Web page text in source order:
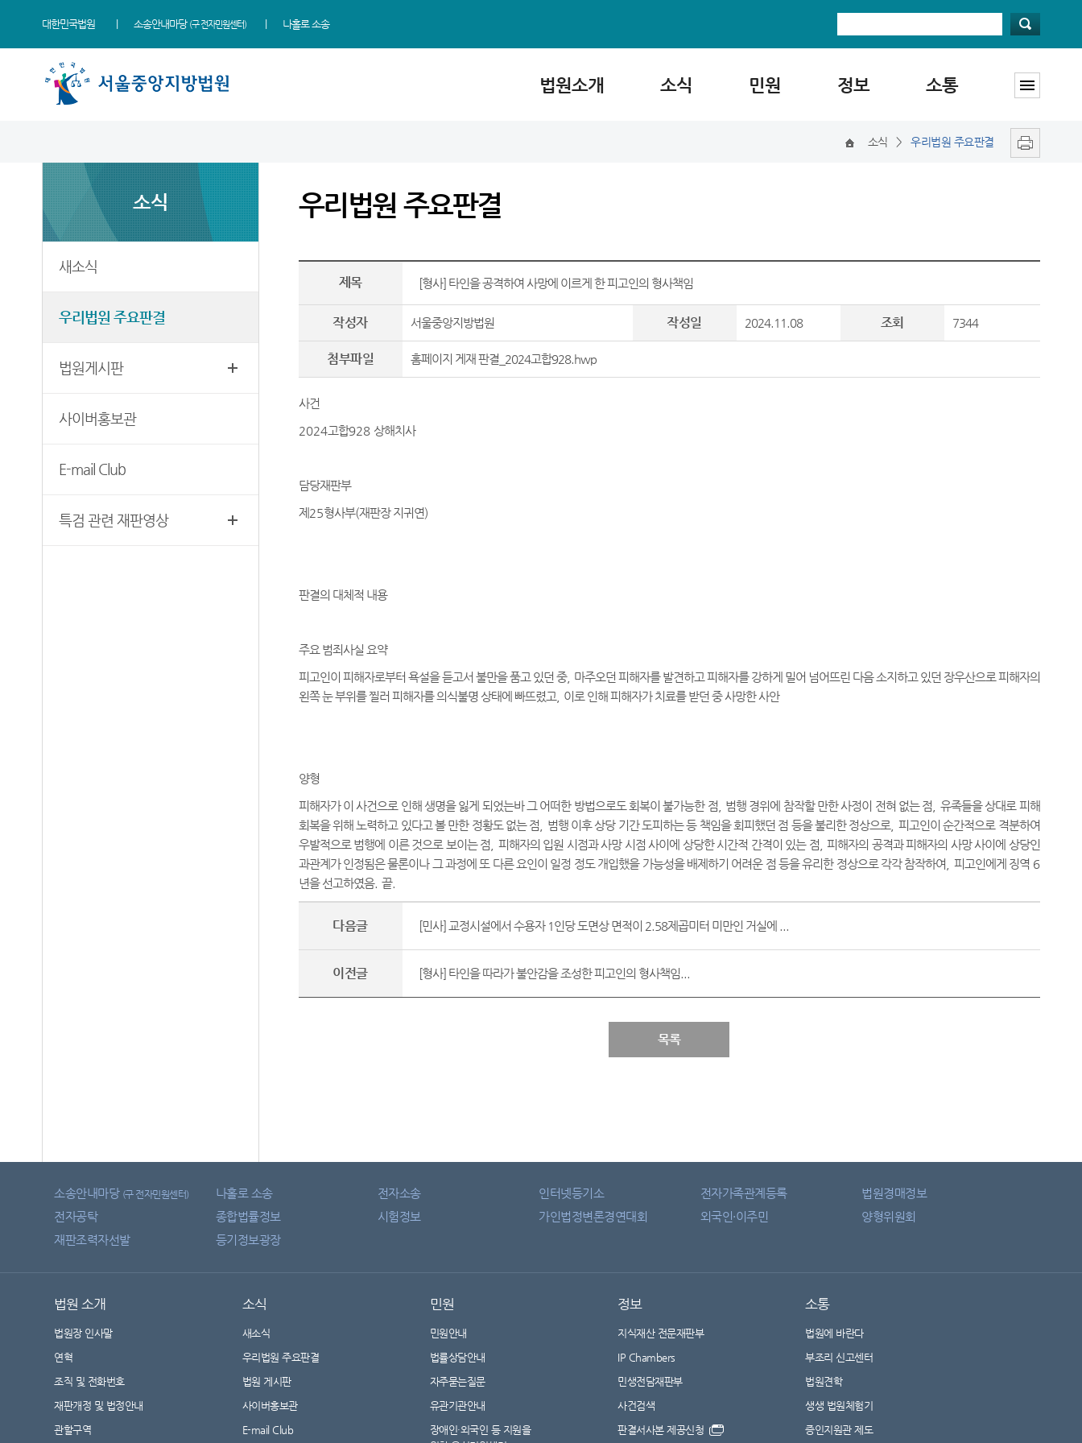
대한민국법원 소송안내마당 (구 전자민원센터) 나홀로 소송
법원소개 소식 민원 정보 소통
조직 및 전화번호
등기국/소
찾아오시는 길
보안검색
우리법원 주요판결
법원 게시판
특검 관련 재판영상
법률상담안내
자주묻는질문
(종합민원지원센터 상담예약)
신청 안내
자주 사용하는 양식모음
서울법원종합청사 집행문 등
지식재산 전문재판부
IP Chambers
민생전담재판부
판결서 인터넷열람
부조리 신고센터
법원견학
정보공개
소식 > 우리법원 주요판결
소식
새소식
우리법원 주요판결
법원게시판
사이버홍보관
E-mail Club
특검 관련 재판영상
우리법원 주요판결
제목 [형사] 타인을 공격하여 사망에 이르게 한 피고인의 형사책임
작성자 서울중앙지방법원 작성일 2024.11.08 조회 7344
첨부파일 홈페이지 게재 판결_2024고합928.hwp
사건
2024고합928 상해치사
담당재판부
제 25형사부(재판장 지귀연)
판결의 대체적 내용
주요 범죄사실 요약
피고인이 피해자로부터 욕설을 듣고서 불만을 품고 있던 중, 마주오던 피해자를 발견하고 피해자를 강하게 밀어 넘어뜨린 다음 소지하고 있던 장우산으로 피해자의
왼쪽 눈 부위를 찔러 피해자를 의식불명 상태에 빠뜨렸고
이로 인해 피해자가 치료를 받던 중 사망한 사안
양형
피해자가 이 사건으로 인해 생명을 잃게 되었는바 그 어떠한 방법으로도 회복이 불가능한 점
범행 경위에 참작할 만한 사정이 전혀 없는 점
유족들을 상대로 피해
회복을 위해 노력하고 있다고 볼 만한 정황도 없는 점
범행 이후 상당 기간 도피하는 등 책임을 회피했던 점 등을 불리한 정상으로
피고인이 순간적으로 격분하여
우발적으로 범행에 이른 것으로 보이는 점
피해자의 입원 시점과 사망 시점 사이에 상당한 시간적 간격이 있는 점 피해자의 공격과 피해자의 사망 사이에 상당인
과관계가 인정됨은 물론이나 그 과정에 또 다른 요인이 일정 정도 개입했을 가능성을 배제하기 어려운 점 등을 유리한 정상으로 각각 참작하여
피고인에게 징역 6
년을 선고하였음. 끝.
다음글 [민사] 교정시설에서 수용자 1인당 도면상 면적이 2.58제곱미터 미만인 거실에 ...
이전글 [형사] 타인을 따라가 불안감을 조성한 피고인의 형사책임...
목록
소송안내마당 (구 전자민원센터) 나홀로 소송 전자소송 인터넷등기소 전자가족관계등록
법원경매정보
전자공탁
종합법률정보 시험정보 가인법정변론경연대회 외국인·이주민
양형위원회
재판조력자선발
등기정보광장
법원 소개
법원장 인사말
연혁
조직 및 전화번호
재판개정 및 법정안내
관할구역
소식
새소식
우리법원 주요판결
법원 게시판
사이버홍보관
E-mail Club
민원
민원안내
법률상담안내
자주묻는질문
유관기관안내
장애인·외국인 등 지원을
정보
지식재산 전문재판부
IP Chambers
민생전담재판부
사건검색
판결서사본 제공신청
소통
법원에 바란다
부조리 신고센터
법원견학
생생 법원체험기
증인지원관 제도